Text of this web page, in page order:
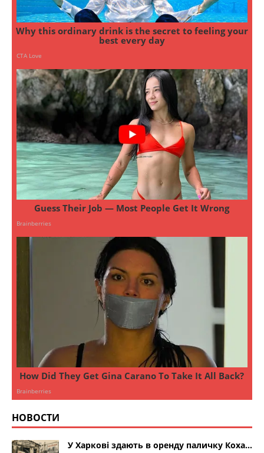
НОВОСТИ
У Харкові здають в оренду паличку Коха…